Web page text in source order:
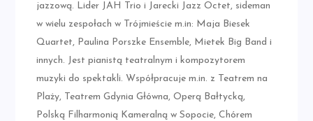
jazzową. Lider JAH Trio i Jarecki Jazz Octet, sideman
w wielu zespołach w Trójmieście m.in: Maja Biesek
Quartet, Paulina Porszke Ensemble, Mietek Big Band i
innych. Jest pianistą teatralnym i kompozytorem
muzyki do spektakli. Współpracuje m.in. z Teatrem na
Plaży, Teatrem Gdynia Główna, Operą Bałtycką,
Polską Filharmonią Kameralną w Sopocie, Chórem